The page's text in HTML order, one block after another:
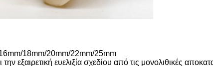
18mm/20mm/22mm/25mm
εξαιρετική ευελιξία σχεδίου από τις μονολιθικές